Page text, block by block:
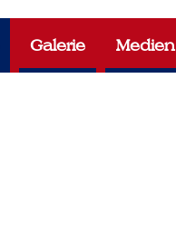
Galerie Medien